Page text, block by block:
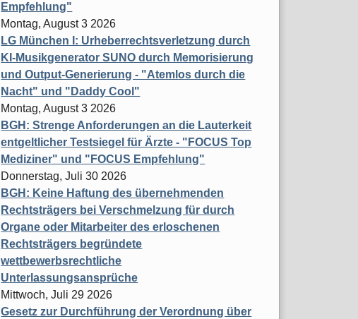
Empfehlung"
Montag, August 3 2026
LG München I: Urheberrechtsverletzung durch
KI-Musikgenerator SUNO durch Memorisierung
und Output-Generierung - "Atemlos durch die
Nacht" und "Daddy Cool"
Montag, August 3 2026
BGH: Strenge Anforderungen an die Lauterkeit
entgeltlicher Testsiegel für Ärzte - "FOCUS Top
Mediziner" und "FOCUS Empfehlung"
Donnerstag, Juli 30 2026
BGH: Keine Haftung des übernehmenden
Rechtsträgers bei Verschmelzung für durch
Organe oder Mitarbeiter des erloschenen
Rechtsträgers begründete
wettbewerbsrechtliche
Unterlassungsansprüche
Mittwoch, Juli 29 2026
Gesetz zur Durchführung der Verordnung über